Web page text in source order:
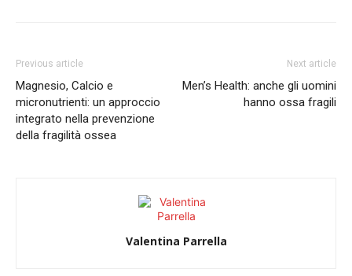
Previous article
Magnesio, Calcio e
micronutrienti: un approccio
integrato nella prevenzione
della fragilità ossea
Next article
Men’s Health: anche gli uomini
hanno ossa fragili
Valentina Parrella